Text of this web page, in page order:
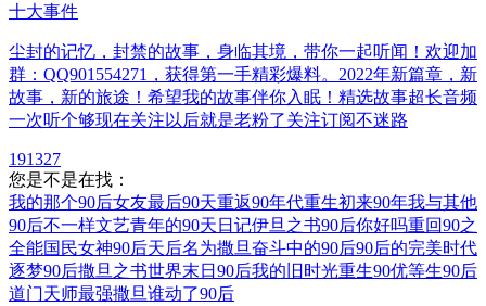
十大事件
尘封的记忆，封禁的故事，身临其境，带你一起听闻！欢迎加
群：QQ901554271，获得第一手精彩爆料。2022年新篇章，新
故事，新的旅途！希望我的故事伴你入眠！精选故事超长音频
一次听个够现在关注以后就是老粉了关注订阅不迷路
191327
您是不是在找：
我的那个90后女友最后90天重返90年代重生初来90年我与其他
90后不一样文艺青年的90天日记伊旦之书90后你好吗重回90之
全能国民女神90后天后名为撒旦奋斗中的90后90后的完美时代
逐梦90后撒旦之书世界末日 90后我的旧时光重生90优等生90后
道门天师最强撒旦谁动了90后